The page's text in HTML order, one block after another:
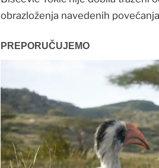
obrazloženja navedenih